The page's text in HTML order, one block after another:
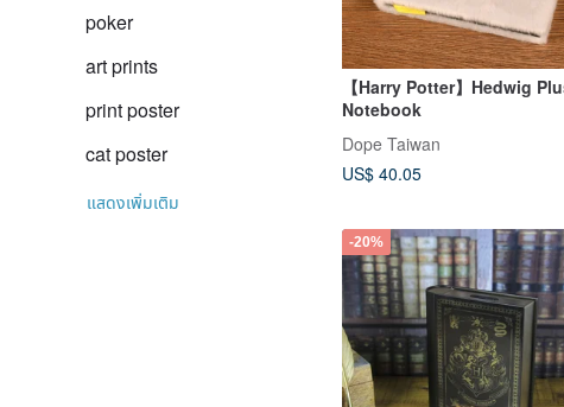
poker
art prints
print poster
cat poster
แสดงเพิ่มเติม
【Harry Potter】Hedwig
Notebook
Dope Taiwan
US$ 40.05
-20%